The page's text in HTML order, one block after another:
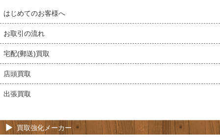
はじめてのお客様へ
お取引の流れ
宅配(郵送)買取
店頭買取
出張買取
買取強化メーカー